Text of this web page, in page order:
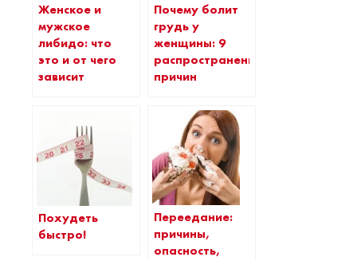
Женское и
мужское
либидо: что
это и от чего
зависит
Почему болит
грудь у
женщины: 9
распространенных
причин
Похудеть
быстро!
Переедание:
причины,
опасность,